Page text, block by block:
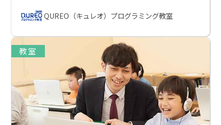
QUREO（キュレオ）プログラミング教室
教室